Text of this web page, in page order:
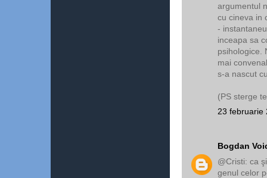
argumentul
cu cineva in
-
inceapa sa
psihologice.
mai
s-a nascut
(PS sterge
23 februarie
Bogdan
@Cristi: ca
genul celor